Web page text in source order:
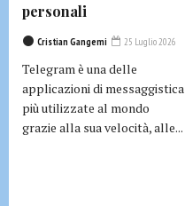
personali
Cristian Gangemi 25 Luglio 2026
Telegram è una delle
applicazioni di messaggistica
più utilizzate al mondo
grazie alla sua velocità, alle...